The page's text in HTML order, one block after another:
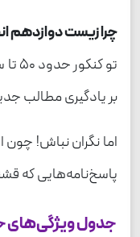
چرا زیست دوازدهم
تو
بر یادگیری مطالب
اما نگران نباش!
پاسخ‌نامه‌هایی که
جدول ویژگی‌های